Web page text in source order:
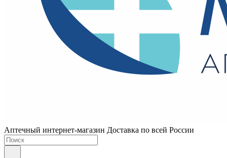
Аптечный интернет-магазин Доставка по всей России